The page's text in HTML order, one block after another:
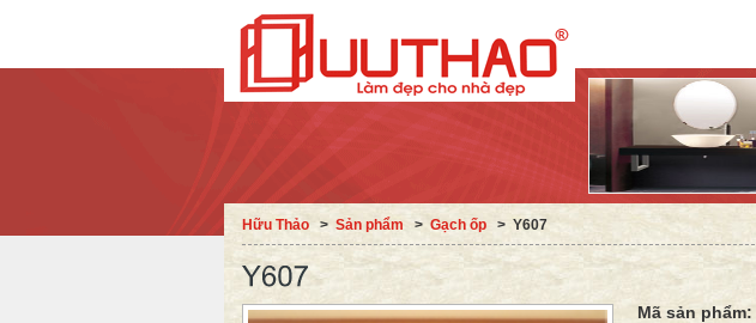
Hữu Thảo ˃ Sản phẩm ˃ Gạch ốp ˃ Y607
Mã sản phẩm: